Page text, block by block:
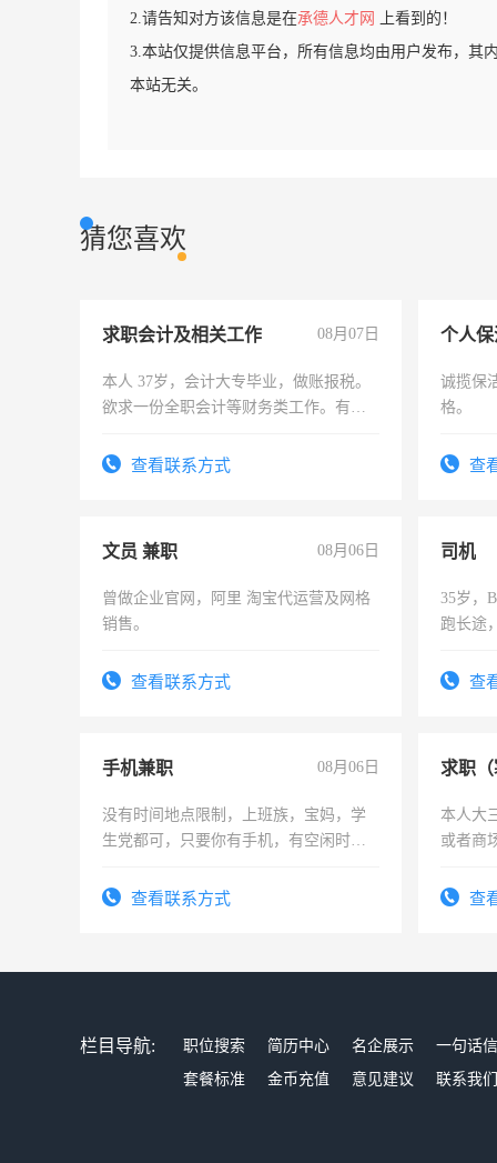
2.请告知对方该信息是在承德人才网
上看到的！
3.本站仅提供信息平台，所有信息均由用户发布，其
本站无关。
猜您喜欢
求职会计及相关工作 08月07日
本人 37岁，会计大专毕业，做账报税。
欲求一份全职会计等财务类工作。有会
查看联系方式
个人保
诚揽保
格。
查
文员 兼职 08月06日
曾做企业官网，阿里 淘宝代运营及网格
销售。
查看联系方式
司机
35岁，
跑长途
查
手机兼职 08月06日
没有时间地点限制，上班族，宝妈，学
生党都可，只要你有手机，有空闲时
勤快的四五十，每天挣零花钱没问题！
查看联系方式
求职
本人大
或者商
查
栏目导航: 职位搜索 简历中心 名企展示
一句话
套餐标准
金币充值 意见建议 联系我们